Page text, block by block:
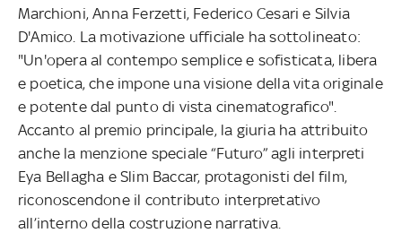
Marchioni, Anna Ferzetti, Federico Cesari e Silvia
D'Amico. La motivazione ufficiale ha sottolineato:
"Un'opera al contempo semplice e sofisticata, libera
e poetica, che impone una visione della vita originale
e potente dal punto di vista cinematografico".
Accanto al premio principale, la giuria ha attribuito
anche la menzione speciale “Futuro” agli interpreti
Eya Bellagha e Slim Baccar, protagonisti del film,
riconoscendone il contributo interpretativo
all’interno della costruzione narrativa.